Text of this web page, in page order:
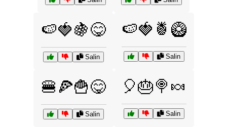
🍉🍓🍇😋
Salin
🍉🍓🍍🥝
Salin
🍔🍕🍟😋
Salin
🎈🎂🍭🍬
Salin